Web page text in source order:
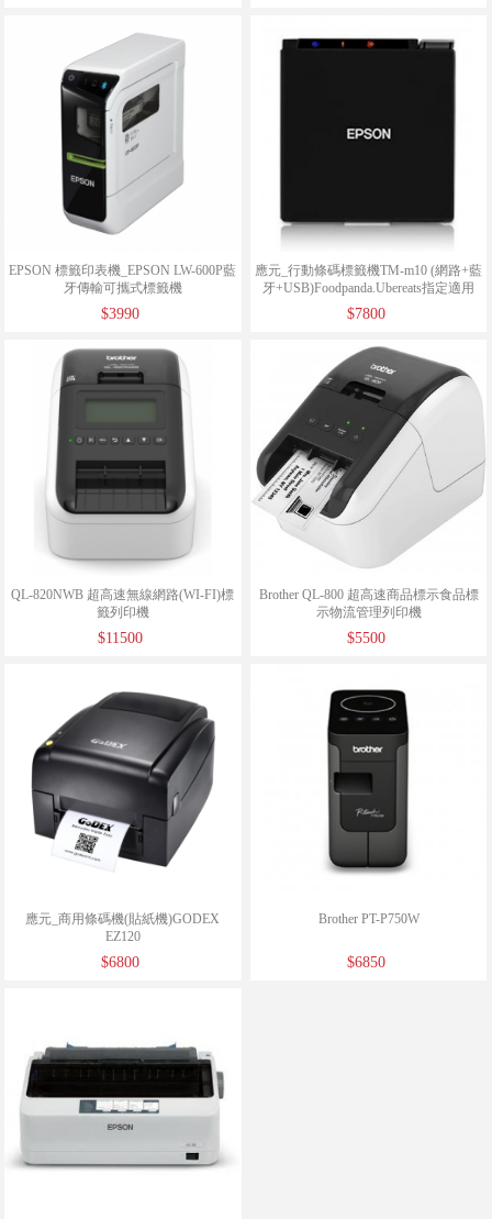
EPSON 標籤印表機_EPSON LW-600P藍
牙傳輸可攜式標籤機
$3990
應元_行動條碼標籤機TM-m10 (網路+藍
牙+USB)Foodpanda.Ubereats指定適用
$7800
QL-820NWB 超高速無線網路(WI-FI)標
籤列印機
$11500
Brother QL-800 超高速商品標示食品標
示物流管理列印機
$5500
應元_商用條碼機(貼紙機)GODEX
EZ120
$6800
Brother PT-P750W
$6850